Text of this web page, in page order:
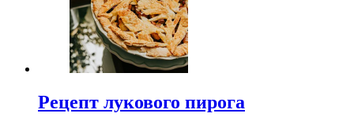
Рецепт лукового пирога